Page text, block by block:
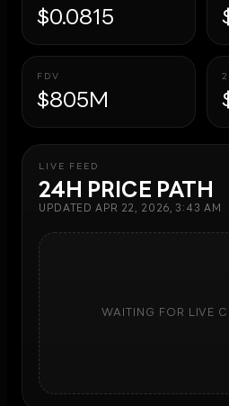
$0.0815
FDV
$805M
LIVE FEED
24H PRICE PATH
UPDATEDAPR 22, 2026, 3:43 AM
WAITING FOR LIVE